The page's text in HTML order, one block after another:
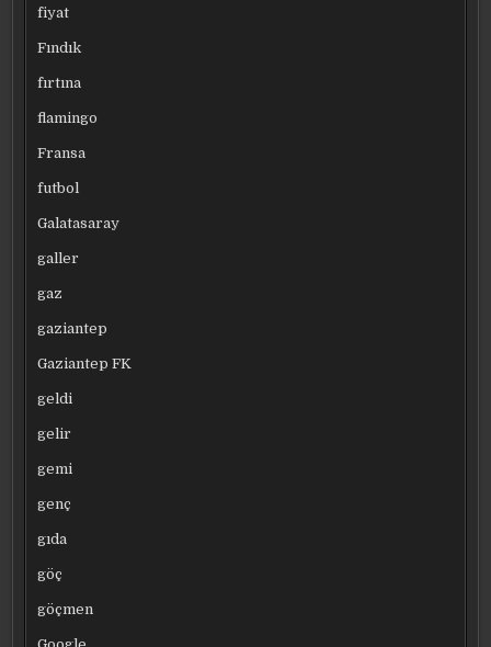
fiyat
Fındık
fırtına
flamingo
Fransa
futbol
Galatasaray
galler
gaz
gaziantep
Gaziantep FK
geldi
gelir
gemi
genç
gıda
göç
göçmen